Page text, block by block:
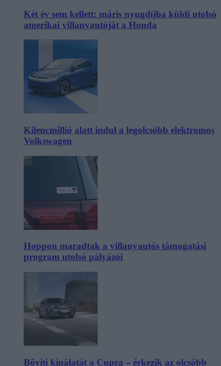
Két év sem kellett: máris nyugdíjba küldi utolsó
amerikai villanyautóját a Honda
Kilencmillió alatt indul a legolcsóbb elektromos
Volkswagen
Hoppon maradtak a villanyautós támogatási
program utolsó pályázói
Bővíti kínálatát a Cupra – érkezik az olcsóbb